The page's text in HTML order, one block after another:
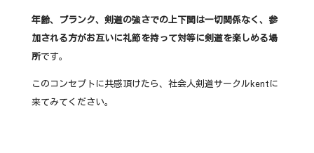
年齢、ブランク、剣道の強さでの上下関は一切関係なく、参
加される方がお互いに礼節を持って対等に剣道を楽しめる場
所です。
このコンセプトに共感頂けたら、社会人剣道サークルkentに
来てみてください。